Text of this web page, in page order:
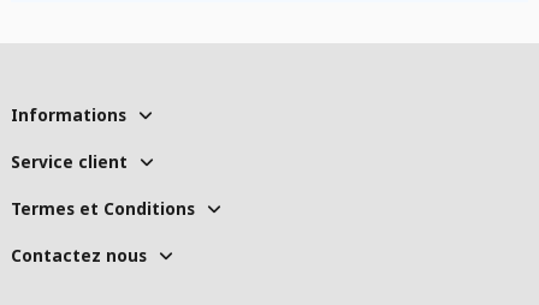
Informations
Service client
Termes et Conditions
Contactez nous